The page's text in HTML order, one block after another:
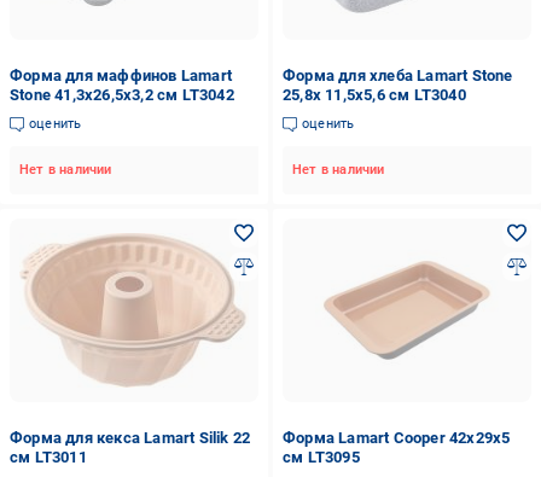
Форма для маффинов Lamart
Stone 41,3x26,5x3,2 см LT3042
оценить
Нет в наличии
Форма для хлеба Lamart Stone
25,8x 11,5x5,6 см LT3040
оценить
Нет в наличии
Форма для кекса Lamart Silik 22
см LT3011
Форма Lamart Cooper 42х29х5
см LT3095